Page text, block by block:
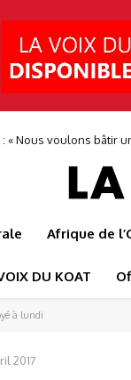
: « Nous voulons bâtir
Afrique de
DU KOAT
à lundi
2017